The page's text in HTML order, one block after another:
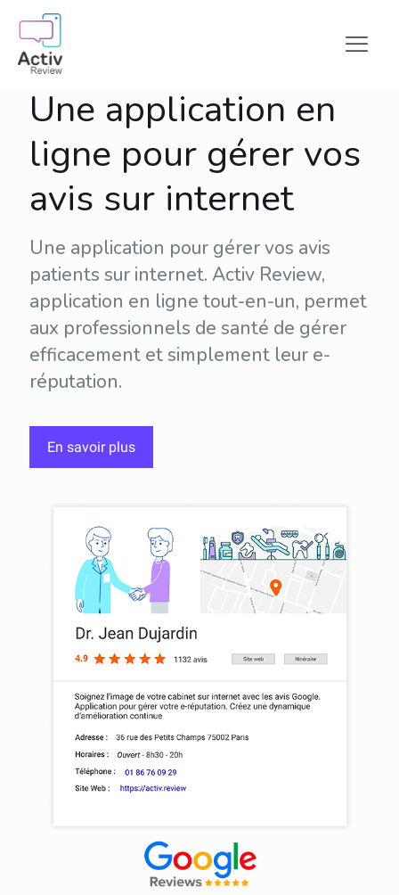
Une application en
ligne pour gérer vos
avis sur internet
Une application pour gérer vos avis
patients sur internet. Activ Review,
application en ligne tout-en-un, permet
aux professionnels de santé de gérer
efficacement et simplement leur e-
réputation.
En savoir plus